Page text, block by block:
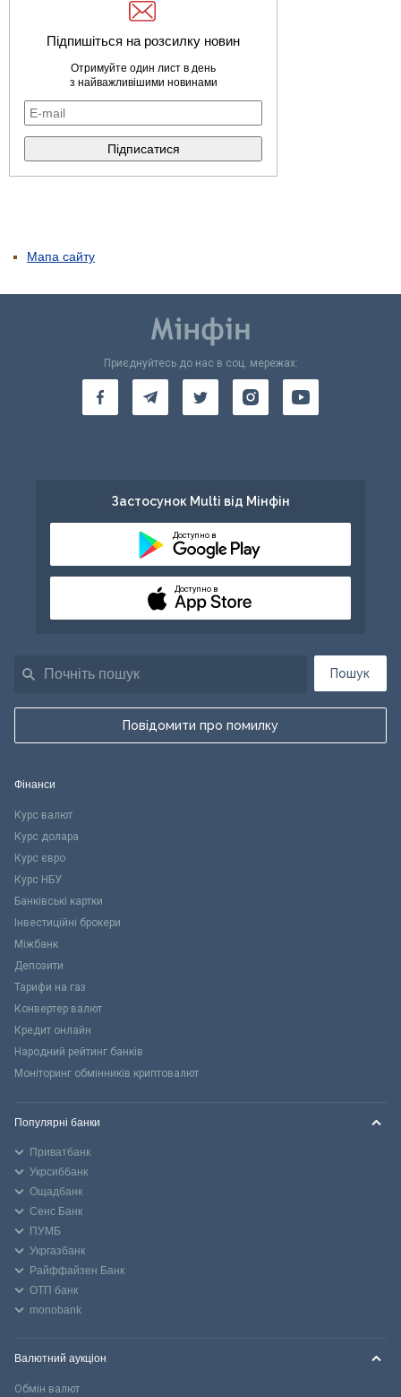
Підпишіться на розсилку новин
Отримуйте один лист в день
з найважливішими новинами
Мапа сайту
Пошук
Повідомити про помилку
Приєднуйтесь до нас в соц. мережах:
Застосунок Multi від Мінфін
Доступно в
Доступно в
Фінанси
Курс валют
Курс долара
Курс євро
Курс НБУ
Банківські картки
Інвестиційні брокери
Міжбанк
Депозити
Тарифи на газ
Конвертер валют
Кредит онлайн
Народний рейтинг банків
Моніторинг обмінників криптовалют
Популярні банки
Приватбанк
Укрсиббанк
Ощадбанк
Сенс Банк
ПУМБ
Укргазбанк
Райффайзен Банк
ОТП банк
monobank
Валютний аукціон
Обмін валют